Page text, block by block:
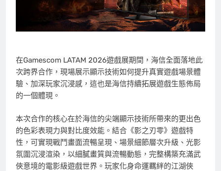
在Gamescom LATAM 2026遊戲展期間，海信全面落地此
次跨界合作，現場展示顯示技術如何提升真實遊戲場景體
驗、加深玩家沉浸感，這也是海信持續拓展遊戲生態佈局
的一個體現。
本次合作的核心在於海信的尖端顯示技術所帶來的更出色
的色彩表現力與對比度效能。結合《影之刃零》遊戲特
性，可實現戰鬥畫面流暢呈現、場景細節層次升級、光影
氛圍沉浸渲染，以細膩畫質與流暢動態，完整構築充滿武
俠意境的電影級遊戲世界。玩家化身命運羈絆的江湖俠